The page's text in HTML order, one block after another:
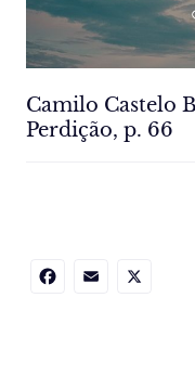
Camilo Castelo
Perdição, p. 66